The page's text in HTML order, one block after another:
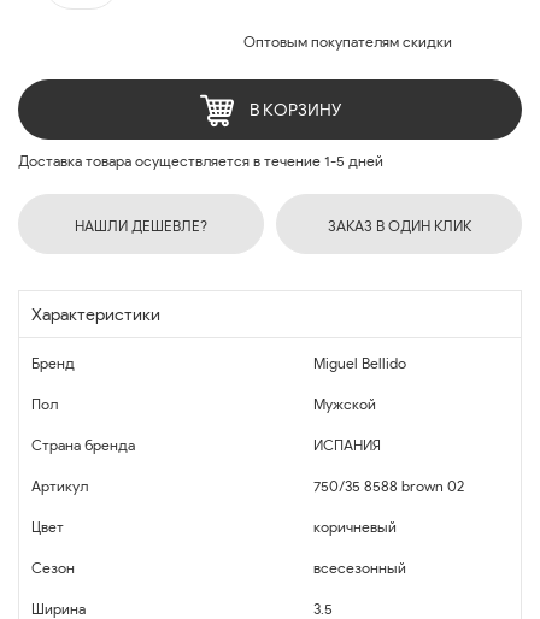
Оптовым покупателям скидки
В КОРЗИНУ
Доставка товара осуществляется в течение 1-5 дней
НАШЛИ ДЕШЕВЛЕ? ЗАКАЗ В ОДИН КЛИК
Характеристики
Бренд Miguel Bellido
Пол Мужской
Страна бренда ИСПАНИЯ
Артикул 750/35 8588 brown 02
Цвет коричневый
Сезон всесезонный
Ширина 3.5